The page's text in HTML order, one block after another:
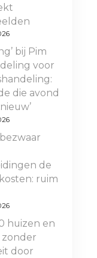
bij Pim
voor
die avond
de
ruim
huizen en
zonder
door